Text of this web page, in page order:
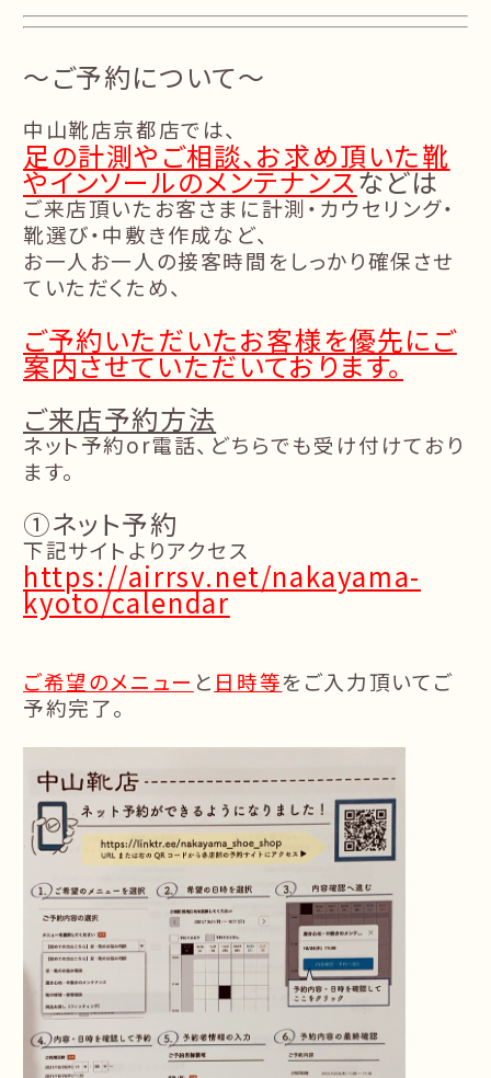
～ご予約について～
中山靴店京都店では、
足の計測やご相談、お求め頂いた靴
やインソールのメンテナンスなどは
ご来店頂いたお客さまに計測・カウセリング・
靴選び・中敷き作成など、
お一人お一人の接客時間をしっかり確保させ
ていただくため、
ご予約いただいたお客様を優先にご
案内させていただいております。
ご来店予約方法
ネット予約or電話、どちらでも受け付けており
ます。
①ネット予約
下記サイトよりアクセス
https://airrsv.net/nakayama-
kyoto/calendar
ご希望のメニュー と 日時等をご入力頂いてご
予約完了。